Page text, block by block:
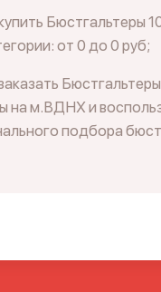
Бюстгальтеры
от 0 до 0 руб;
Бюстгальтеры
на м.ВДНХ и
подбора